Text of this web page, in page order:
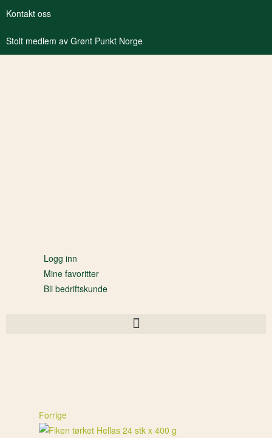
Kontakt oss
Stolt medlem av Grønt Punkt Norge
Logg inn
Mine favoritter
Bli bedriftskunde
Forrige